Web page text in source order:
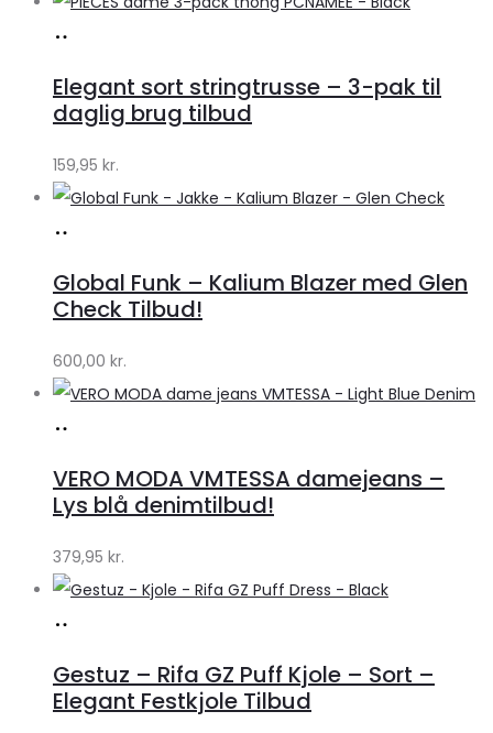
Klædeskabet.dk
Elegant sort stringtrusse – 3-pak til
daglig brug tilbud
159,95 kr.
Lykke
Lykke
Global Funk – Kalium Blazer med Glen
Check Tilbud!
600,00 kr.
Klædeskabet.dk
VERO MODA VMTESSA damejeans –
Lys blå denimtilbud!
379,95 kr.
Lykke
by
Gestuz – Rifa GZ Puff Kjole – Sort –
Elegant Festkjole Tilbud